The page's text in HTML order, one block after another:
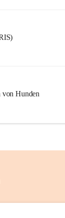
von Hunden